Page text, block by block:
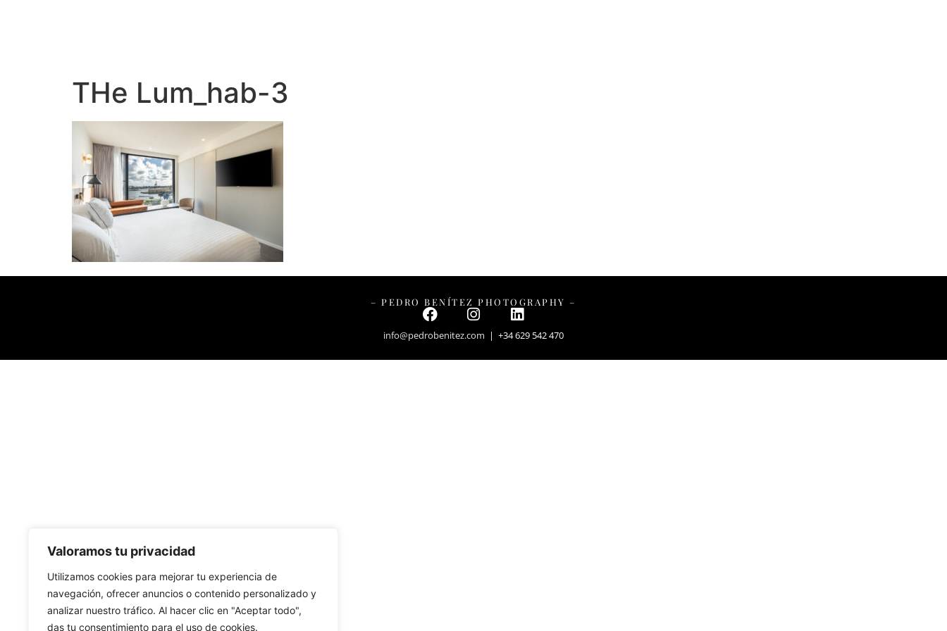
Valoramos tu privacidad
Utilizamos cookies para mejorar tu experiencia de
navegación, ofrecer anuncios o contenido personalizado y
analizar nuestro tráfico. Al hacer clic en "Aceptar todo",
das tu consentimiento para el uso de cookies.
THe Lum_hab-3
– PEDRO BENÍTEZ PHOTOGRAPHY –
info@pedrobenitez.com | +34 629 542 470